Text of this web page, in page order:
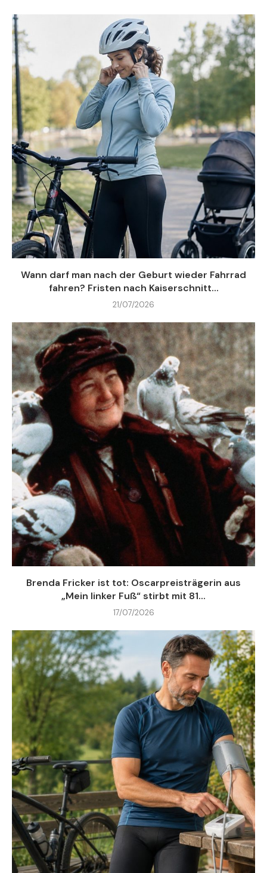
Wann darf man nach der Geburt wieder Fahrrad
fahren? Fristen nach Kaiserschnitt...
21/07/2026
Brenda Fricker ist tot: Oscarpreisträgerin aus
„Mein linker Fuß“ stirbt mit 81...
17/07/2026